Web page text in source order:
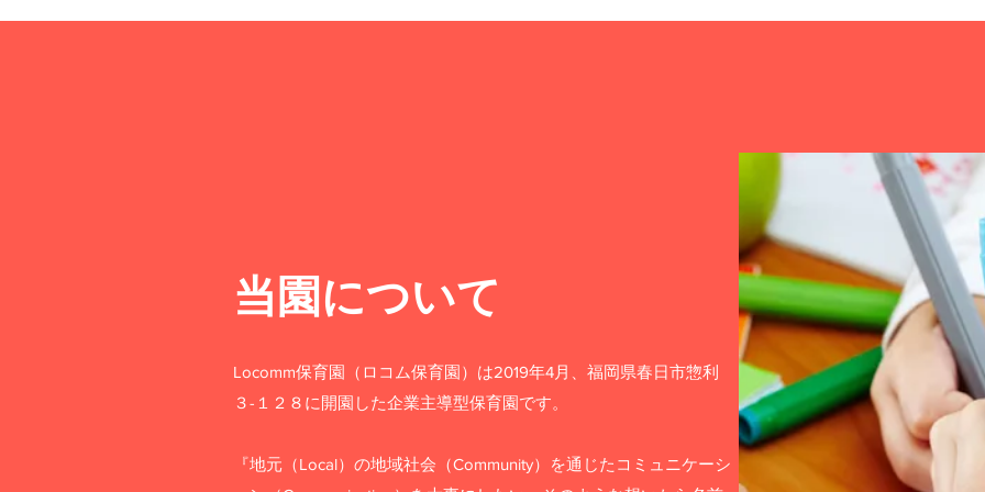
当園について
Locomm保育園（ロコム保育園）は2019年4月、福岡県春日市惣利
３-１２８に開園した企業主導型保育園です。
『地元（Local）の地域社会（Community）を通じたコミュニケーシ